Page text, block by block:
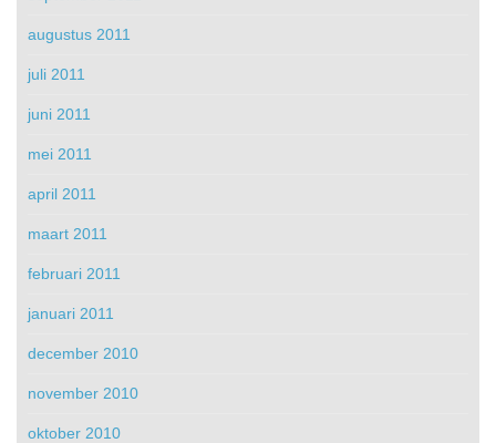
augustus 2011
juli 2011
juni 2011
mei 2011
april 2011
maart 2011
februari 2011
januari 2011
december 2010
november 2010
oktober 2010